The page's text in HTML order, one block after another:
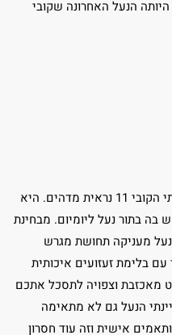
הנעל האחרונה שקובי
על טעם וריח ניתן להתווכח, אבל לדעתי הקובי 11 נראית מדהים. היא
בה בתור נעל ליומיום. מבחינת
מעניקה תחושת מגרש
בלימת זעזועים איכותית
מאכזבת וצפויה לתסכל אתכם
הנעל גם לא מתאימה
אישית וזה עוד חסרון